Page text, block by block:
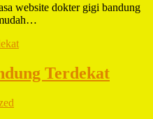
website dokter gigi bandung
Terdekat